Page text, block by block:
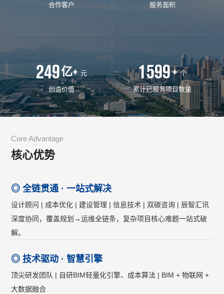
合作客户 服务面积
250亿+ 元
创造价值
1600+个
累计已服务项目数量
Core Advantage
核心优势
◎ 全链贯通 · 一站式解决
设计顾问 | 成本优化 | 建设管理 | 信息技术 | 双碳咨询 | 辰智汇讯
深度协同，覆盖规划→运维全链条，复杂项目核心难题一站式破
解。
◎ 技术驱动 · 智慧引擎
顶尖研发团队 | 自研BIM轻量化引擎、成本算法 | BIM + 物联网 +
大数据融合